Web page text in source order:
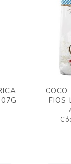
COCO
FIOS